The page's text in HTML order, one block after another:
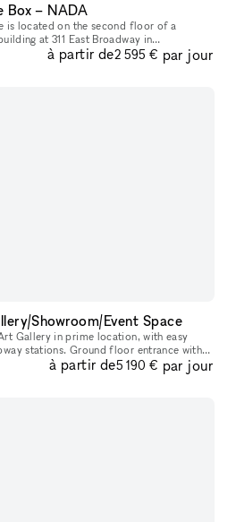
Box – NADA
is located on the second floor of a
at 311 East Broadway in
The space is well suited for art exhibi
à partir de2 595 € par jour
Showroom/Event Space
Gallery in prime location, with easy
floor entrance with
stairs 3,750 sq ft 20 ft wide 12 ft ceilings Gallery wal
à partir de5 190 € par jour